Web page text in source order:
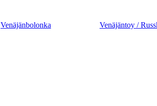
Venäjänbolonka Venäjäntoy /